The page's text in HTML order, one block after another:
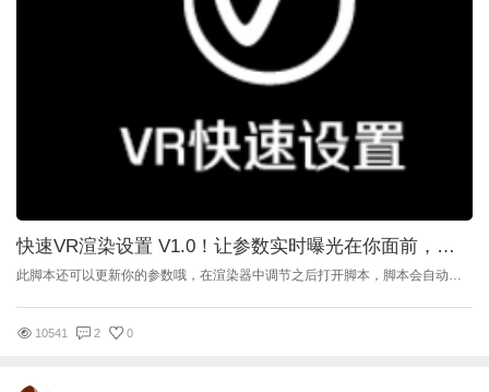
快速VR渲染设置 V1.0！让参数实时曝光在你面前，让你设置参数更简单便捷！
此脚本还可以更新你的参数哦，在渲染器中调节之后打开脚本，脚本会自动更新成你的参数，但是必须点击 快速顶部的 快速设置V-Ray渲染器参数按钮启动才能更新显示。 脚本在Win7系统 V-Ray 2.1 For 2012 ； V-Ray 3.4 For 2014 ；V-Ray 3.6 For 2016 中测试完美通过 只支持VR渲染器，其它Windowns系统、3Ｄmax 、渲染器自行测试， 但是由于每个人的电脑或者其它状况可能会造成某些功能使用失败 涵盖了很多的VR设置，让设置参数简单 里面的预设参数，低版本VR加载可能会造成失败或者没有反应，只能从右下角加载VR参数加载参数 将打开的界面移动到到顶端会有小惊喜哦！！！（移动方式跟QQ移动到窗口边缘一样） 下载地址 QQ群：590900181 点下面的图标也可以直接加入QQ群 1、打开 2、尺寸（预设参数低版本VR可能没有反应或者出错！） 3、输出与光子路径（可以快速设置保存光子） 4、DMC采样器 5、颜色贴图与图像采样器 （因VR版本不同，使用抗锯齿最后几个功能可能会出现脚本错误） 6、环境 7、全局开关 8、间接照明GI 9、相机设置 （勾上一键设置360可以快速设置成360，再次点击恢复标准） 10、其它设置
10541 2 0